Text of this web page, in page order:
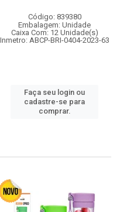
Código: 839380
Embalagem: Unidade
Caixa Com: 12 Unidade(s)
Inmetro: ABCP-BRI-0404-2023-63
Faça seu login ou
cadastre-se para
comprar.